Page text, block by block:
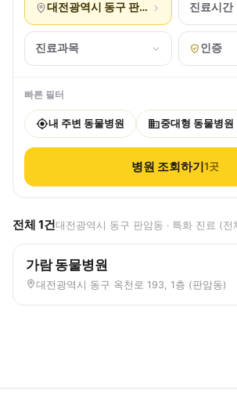
대전광역시 동구 판암동 진료시간
진료과목 인증
빠른 필터
내 주변 동물병원 중대형 동물병원
병원 조회하기1곳
전체 1건대전광역시 동구 판암동 · 특화 진료 (전
가람 동물병원
대전광역시 동구 옥천로 193, 1층 (판암동)